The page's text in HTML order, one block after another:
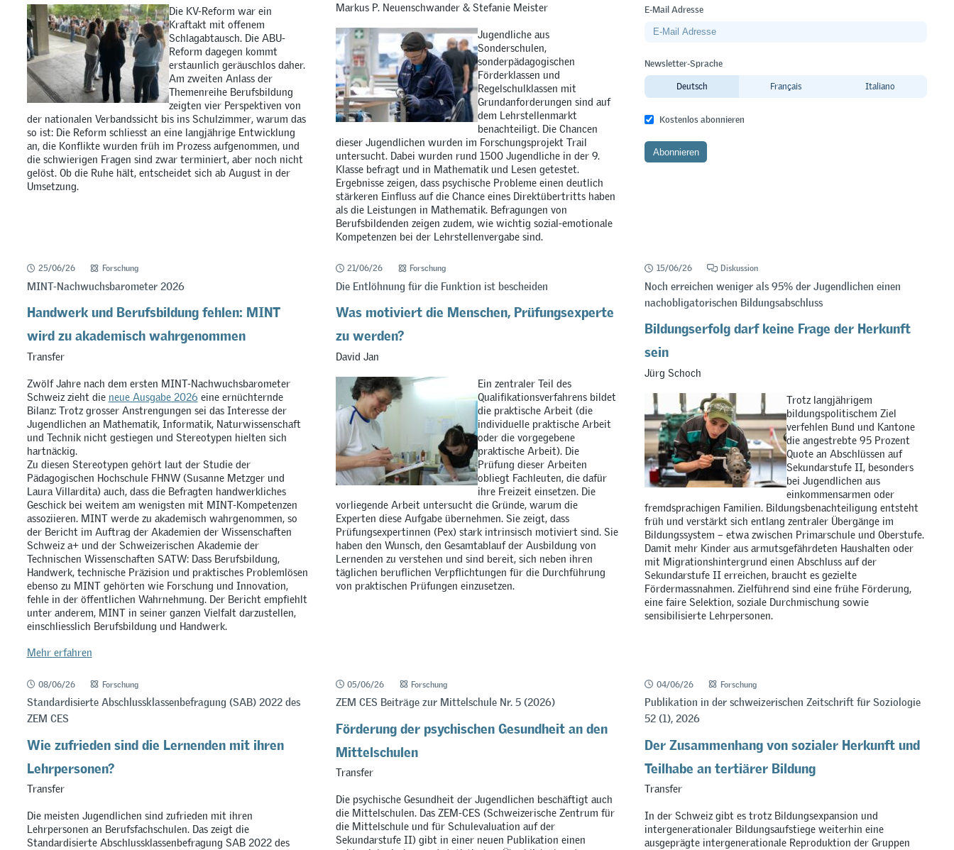
Die KV-Reform war ein
Kraftakt mit offenem
Schlagabtausch. Die ABU-
Reform dagegen kommt
erstaunlich geräuschlos daher.
Am zweiten Anlass der
Themenreihe Berufsbildung
zeigten vier Perspektiven von
der nationalen Verbandssicht bis ins Schulzimmer, warum das
so ist: Die Reform schliesst an eine langjährige Entwicklung
an, die Konflikte wurden früh im Prozess aufgenommen, und
die schwierigen Fragen sind zwar terminiert, aber noch nicht
gelöst. Ob die Ruhe hält, entscheidet sich ab August in der
Umsetzung.
Markus P. Neuenschwander & Stefanie Meister
Jugendliche aus
Sonderschulen,
sonderpädagogischen
Förderklassen und
Regelschulklassen mit
Grundanforderungen sind auf
dem Lehrstellenmarkt
benachteiligt. Die Chancen
dieser Jugendlichen wurden im Forschungsprojekt Trail
untersucht. Dabei wurden rund 1500 Jugendliche in der 9.
Klasse befragt und in Mathematik und Lesen getestet.
Ergebnisse zeigen, dass psychische Probleme einen deutlich
stärkeren Einfluss auf die Chance eines Direktübertritts haben
als die Leistungen in Mathematik. Befragungen von
Berufsbildenden zeigen zudem, wie wichtig sozial-emotionale
Kompetenzen bei der Lehrstellenvergabe sind.
E-Mail Adresse
Newsletter-Sprache
Deutsch
Français Italiano
Kostenlos abonnieren
25/06/26 Forschung
MINT-Nachwuchsbarometer 2026
Handwerk und Berufsbildung fehlen: MINT
wird zu akademisch wahrgenommen
Transfer
Zwölf Jahre nach dem ersten MINT-Nachwuchsbarometer
Schweiz zieht die neue Ausgabe 2026 eine ernüchternde
Bilanz: Trotz grosser Anstrengungen sei das Interesse der
Jugendlichen an Mathematik, Informatik, Naturwissenschaft
und Technik nicht gestiegen und Stereotypen hielten sich
hartnäckig.
Zu diesen Stereotypen gehört laut der Studie der
Pädagogischen Hochschule FHNW (Susanne Metzger und
Laura Villardita) auch, dass die Befragten handwerkliches
Geschick bei weitem am wenigsten mit MINT-Kompetenzen
assoziieren. MINT werde zu akademisch wahrgenommen, so
der Bericht im Auftrag der Akademien der Wissenschaften
Schweiz a+ und der Schweizerischen Akademie der
Technischen Wissenschaften SATW: Dass Berufsbildung,
Handwerk, technische Präzision und praktisches Problemlösen
ebenso zu MINT gehörten wie Forschung und Innovation,
fehle in der öffentlichen Wahrnehmung. Der Bericht empfiehlt
unter anderem, MINT in seiner ganzen Vielfalt darzustellen,
einschliesslich Berufsbildung und Handwerk.
Mehr erfahren
21/06/26 Forschung
Die Entlöhnung für die Funktion ist bescheiden
Was motiviert die Menschen, Prüfungsexperte
zu werden?
David Jan
Ein zentraler Teil des
Qualifikationsverfahrens bildet
die praktische Arbeit (die
individuelle praktische Arbeit
oder die vorgegebene
praktische Arbeit). Die
Prüfung dieser Arbeiten
obliegt Fachleuten, die dafür
ihre Freizeit einsetzen. Die
vorliegende Arbeit untersucht die Gründe, warum die
Experten diese Aufgabe übernehmen. Sie zeigt, dass
Prüfungsexpertinnen (Pex) stark intrinsisch motiviert sind. Sie
haben den Wunsch, den Gesamtablauf der Ausbildung von
Lernenden zu verstehen und sind bereit, sich neben ihren
täglichen beruflichen Verpflichtungen für die Durchführung
von praktischen Prüfungen einzusetzen.
15/06/26 Diskussion
Noch erreichen weniger als 95% der Jugendlichen einen
nachobligatorischen Bildungsabschluss
Bildungserfolg darf keine Frage der Herkunft
sein
Jürg Schoch
Trotz langjährigem
bildungspolitischem Ziel
verfehlen Bund und Kantone
die angestrebte 95 Prozent
Quote an Abschlüssen auf
Sekundarstufe II, besonders
bei Jugendlichen aus
einkommensarmen oder
fremdsprachigen Familien. Bildungsbenachteiligung entsteht
früh und verstärkt sich entlang zentraler Übergänge im
Bildungssystem – etwa zwischen Primarschule und Oberstufe.
Damit mehr Kinder aus armutsgefährdeten Haushalten oder
mit Migrationshintergrund einen Abschluss auf der
Sekundarstufe II erreichen, braucht es gezielte
Fördermassnahmen. Zielführend sind eine frühe Förderung,
eine faire Selektion, soziale Durchmischung sowie
sensibilisierte Lehrpersonen.
08/06/26 Forschung
Standardisierte Abschlussklassenbefragung (SAB) 2022 des
ZEM CES
Wie zufrieden sind die Lernenden mit ihren
Lehrpersonen?
Transfer
Die meisten Jugendlichen sind zufrieden mit ihren
Lehrpersonen an Berufsfachschulen. Das zeigt die
Standardisierte Abschlussklassenbefragung SAB 2022 des
05/06/26 Forschung
ZEM CES Beiträge zur Mittelschule Nr. 5 (2026)
Förderung der psychischen Gesundheit an den
Mittelschulen
Transfer
Die psychische Gesundheit der Jugendlichen beschäftigt auch
die Mittelschulen. Das ZEM-CES (Schweizerische Zentrum für
die Mittelschule und für Schulevaluation auf der
Sekundarstufe II) gibt in einer neuen Publikation einen
04/06/26 Forschung
Publikation in der schweizerischen Zeitschrift für Soziologie
52 (1), 2026
Der Zusammenhang von sozialer Herkunft und
Teilhabe an tertiärer Bildung
Transfer
In der Schweiz gibt es trotz Bildungsexpansion und
intergenerationaler Bildungsaufstiege weiterhin eine
ausgeprägte intergenerationale Reproduktion der Gruppen